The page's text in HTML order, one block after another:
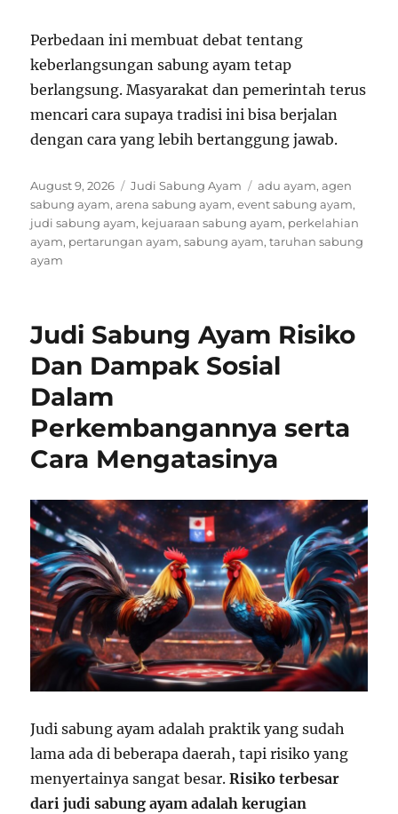
Perbedaan ini membuat debat tentang
keberlangsungan sabung ayam tetap
berlangsung. Masyarakat dan pemerintah terus
mencari cara supaya tradisi ini bisa berjalan
dengan cara yang lebih bertanggung jawab.
P
o
s
t
e
August 9, 2026
C
a
t
e
e
Judi Sabung Ayam
T
a
g
s
adu ayam,agen
sabung ayam,arena sabung ayam,event sabung ayam,
judi sabung ayam, kejuaraan sabung ayam, perkelahian
ayam, pertarungan ayam,sabung ayam,taruhan sabung
ayam
Judi Sabung Ayam Risiko
Dan Dampak Sosial
Dalam
Perkembangannya serta
Cara Mengatasinya
Judi sabung ayam adalah praktik yang sudah
lama ada di beberapa daerah, tapi risiko yang
menyertainya sangat besar.Risiko terbesar
dari judi sabung ayam adalah kerugian